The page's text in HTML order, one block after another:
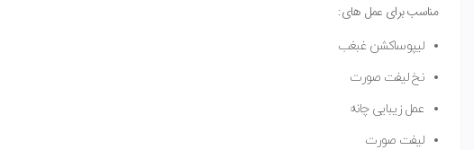
مناسب برای عمل های:
لیپوساکشن غبغب
نخ لیفت صورت
عمل زیبایی چانه
لیفت صورت